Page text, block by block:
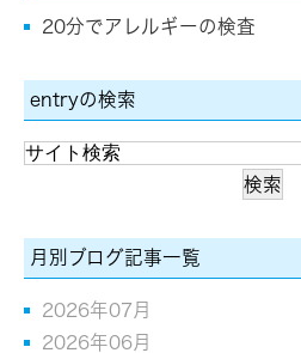
20分でアレルギーの検査
entryの検索
月別ブログ記事一覧
2026年07月
2026年06月